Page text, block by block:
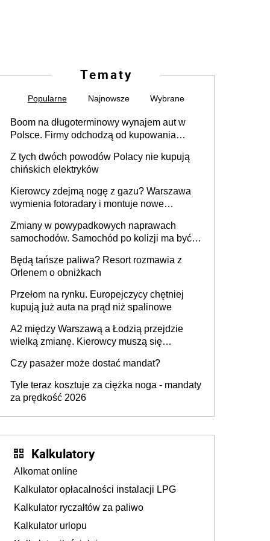
Tematy
Popularne Najnowsze Wybrane
Boom na długoterminowy wynajem aut w
Polsce. Firmy odchodzą od kupowania
Z tych dwóch powodów Polacy nie kupują
chińskich elektryków
Kierowcy zdejmą nogę z gazu? Warszawa
wymienia fotoradary i montuje nowe
Zmiany w powypadkowych naprawach
samochodów. Samochód po kolizji ma być
technologią producenta
Będą tańsze paliwa? Resort rozmawia z
Orlenem o obniżkach
Przełom na rynku. Europejczycy chętniej
kupują już auta na prąd niż spalinowe
A2 między Warszawą a Łodzią przejdzie
wielką zmianę. Kierowcy muszą się
Czy pasażer może dostać mandat?
Tyle teraz kosztuje za ciężka noga - mandaty
za prędkość 2026
Kalkulatory
Alkomat online
Kalkulator opłacalności instalacji LPG
Kalkulator ryczałtów za paliwo
Kalkulator urlopu